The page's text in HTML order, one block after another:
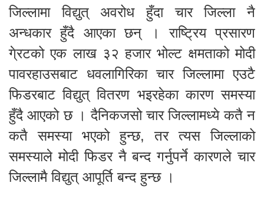
जिल्लामा विद्युत् अवरोध हुँदा चार जिल्ला नै
अन्धकार हुँदै आएका छन् । राष्ट्रिय प्रसारण
गे्रटको एक लाख ३२ हजार भोल्ट क्षमताको मोदी
पावरहाउसबाट धवलागिरिका चार जिल्लामा एउटै
फिडरबाट विद्युत् वितरण भइरहेका कारण समस्या
हुँदै आएको छ । दैनिकजसो चार जिल्लामध्ये कतै न
कतै समस्या भएको हुन्छ, तर त्यस जिल्लाको
समस्याले मोदी फिडर नै बन्द गर्नुपर्ने कारणले चार
जिल्लामै विद्युत् आपूर्ति बन्द हुन्छ ।